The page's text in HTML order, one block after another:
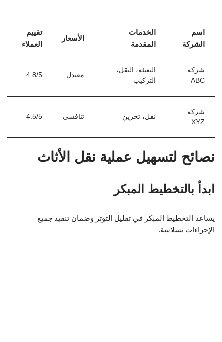
اسم
الشركة
الخدمات
المقدمة
الأسعار
تقييم
العملاء
شركة
ABC
التعبئة، النقل،
التركيب
معتدل 4.8/5
شركة
XYZ
نقل، تخزين تنافسي 4.5/5
نصائح لتسهيل عملية نقل الأثاث
ابدأ بالتخطيط المبكر
يساعد التخطيط المبكر في تقليل التوتر وضمان تنفيذ جميع
الإجراءات بسلاسة.